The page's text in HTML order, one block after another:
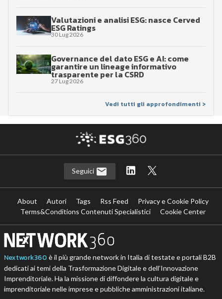
Valutazioni e analisi ESG: nasce Cerved
ESG Ratings
30 Lug 2026
Governance del dato ESG e AI: come
garantire un lineage informativo
trasparente per la CSRD
27 Lug 2026
Vedi tutti gli approfondimenti >
Seguici
About Autori Tags Rss Feed
Privacy e Cookie Policy
Terms&Conditions Contenuti Specialistici
Cookie Center
Nextwork360 è il più grande network in Italia di testate e portali B2B
dedicati ai temi della Trasformazione Digitale e dell’Innovazione
Imprenditoriale. Ha la missione di diffondere la cultura digitale e
imprenditoriale nelle imprese e pubbliche amministrazioni italiane.